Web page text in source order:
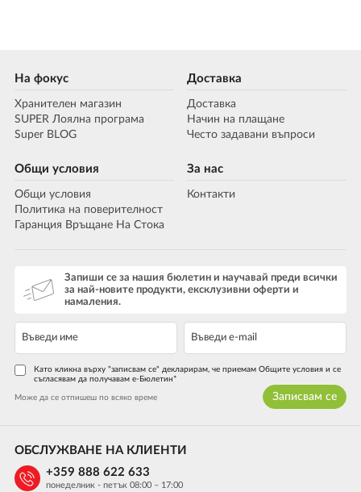
На фокус
Хранителен магазин
SUPER Лоялна програма
Super BLOG
Доставка
Доставка
Начин на плащане
Често задавани въпроси
Общи условия
Общи условия
Политика на поверителност
Гаранция Връщане На Стока
За нас
Контакти
Запиши се за нашия бюлетин и научавай преди всички
за най-новите продукти, ексклузивни оферти и
намаления.
Като кликна върху "записвам се" декларирам, че приемам Общите условия и се
съгласявам да получавам е-Бюлетин*
Може да се отпишеш по всяко време Записвам се
ОБСЛУЖВАНЕ НА КЛИЕНТИ
+359 888 622 633
понеделник - петък 08:00 – 17:00